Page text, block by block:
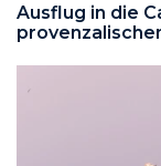
Ausflug in die